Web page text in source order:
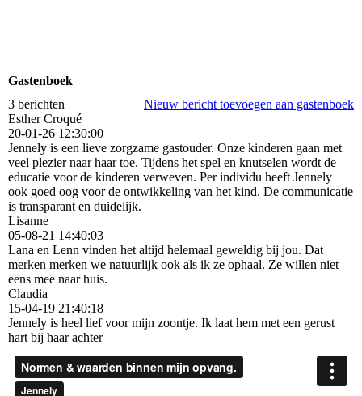
Gastenboek
3 berichten
Nieuw bericht toevoegen aan gastenboek
Esther Croqué
20-01-26 12:30:00
Jennely is een lieve zorgzame gastouder. Onze kinderen gaan met
veel plezier naar haar toe. Tijdens het spel en knutselen wordt de
educatie voor de kinderen verweven. Per individu heeft Jennely
ook goed oog voor de ontwikkeling van het kind. De communicatie
is transparant en duidelijk.
Lisanne
05-08-21 14:40:03
Lana en Lenn vinden het altijd helemaal geweldig bij jou. Dat
merken merken we natuurlijk ook als ik ze ophaal. Ze willen niet
eens mee naar huis.
Claudia
15-04-19 21:40:18
Jennely is heel lief voor mijn zoontje. Ik laat hem met een gerust
hart bij haar achter